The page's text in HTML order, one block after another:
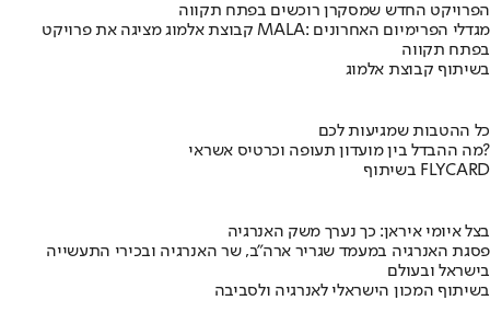
הפרויקט החדש שמסקרן רוכשים בפתח תקווה
קבוצת אלמוג מציגה את פרויקט MALA: מגדלי הפרימיום האחרונים
בפתח תקווה
בשיתוף קבוצת אלמוג
כל ההטבות שמגיעות לכם
מה ההבדל בין מועדון תעופה וכרטיס אשראי?
בשיתוף FLYCARD
בצל איומי איראן: כך נערך משק האנרגיה
פסגת האנרגיה במעמד שגריר ארה"ב, שר האנרגיה ובכירי התעשייה
בישראל ובעולם
בשיתוף המכון הישראלי לאנרגיה ולסביבה